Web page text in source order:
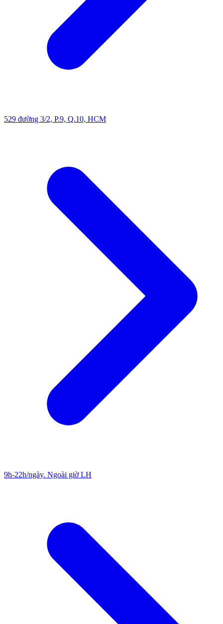
529 đường 3/2, P.9, Q.10, HCM
9h-22h/ngày. Ngoài giờ LH